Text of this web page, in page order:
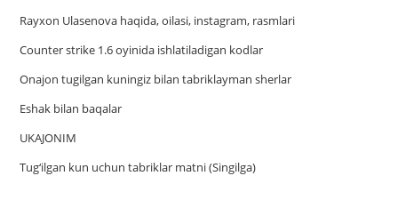
Rayxon Ulasenova haqida, oilasi, instagram, rasmlari
Counter strike 1.6 oyinida ishlatiladigan kodlar
Onajon tugilgan kuningiz bilan tabriklayman sherlar
Eshak bilan baqalar
UKAJONIM
Tug‘ilgan kun uchun tabriklar matni (Singilga)